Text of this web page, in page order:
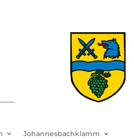
Johannesbachklamm